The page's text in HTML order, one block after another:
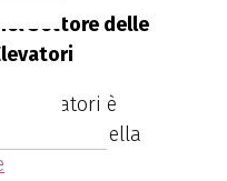
Settore delle
è
territorio della